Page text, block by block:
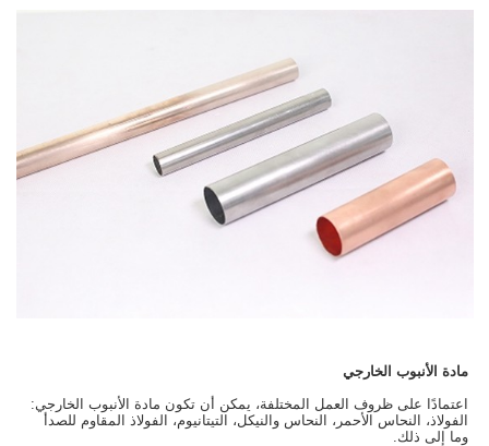
مادة الأنبوب الخارجي
اعتمادًا على ظروف العمل المختلفة، يمكن أن تكون مادة الأنبوب الخارجي:
الفولاذ، النحاس الأحمر، النحاس والنيكل، التيتانيوم، الفولاذ المقاوم للصدأ
وما إلى ذلك.